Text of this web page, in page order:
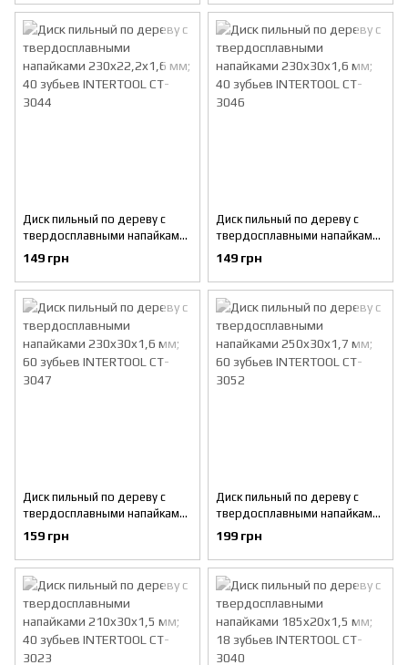
Диск пильный по дереву с
твердосплавными напайками
230x22,2x1,6 мм; 40 зубьев
INTERTOOL CT-3044
149 грн
Диск пильный по дереву с
твердосплавными напайками
230x30x1,6 мм; 40 зубьев
INTERTOOL CT-3046
149 грн
Диск пильный по дереву с
твердосплавными напайками
230x30x1,6 мм; 60 зубьев
INTERTOOL CT-3047
159 грн
Диск пильный по дереву с
твердосплавными напайками
250x30x1,7 мм; 60 зубьев
INTERTOOL CT-3052
199 грн